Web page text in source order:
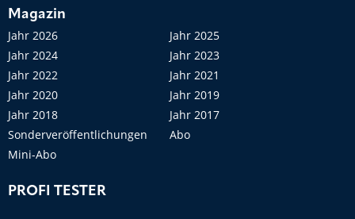
Magazin
Jahr 2026
Jahr 2025
Jahr 2024
Jahr 2023
Jahr 2022
Jahr 2021
Jahr 2020
Jahr 2019
Jahr 2018
Jahr 2017
Sonderveröffentlichungen
Abo
Mini-Abo
PROFI TESTER